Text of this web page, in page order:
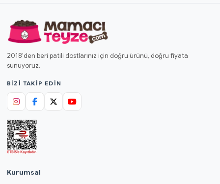
2018'den beri patili dostlarınız için doğru ürünü, doğru fiyata
sunuyoruz.
BIZI TAKIP EDIN
Kurumsal